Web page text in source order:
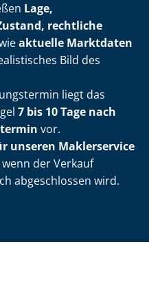
Lage,
rechtliche
aktuelle Marktdaten
Bild des
liegt das
7 bis 10 Tage nach
vor.
unseren Maklerservice
der Verkauf
abgeschlossen wird.